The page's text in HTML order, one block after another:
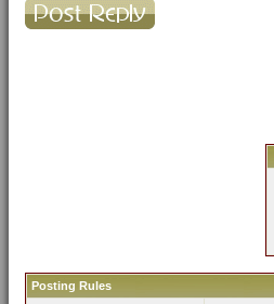
Posting Rules